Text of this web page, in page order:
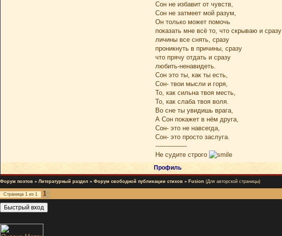
Сон не избавит от чувств,
Сон не затмеет мой разум,
Он только может помочь
показать мне всё то, что скрываю и сразу
личины все снять, сразу
проникнуть в причины, сразу
что прячу отдать и сразу
любить-ненавидеть.
Сон это ты, как ты есть,
Сон- твои мысли и горя,
То, как сильна твоя месть,
То, как слаба твоя воля.
Во сне ты увидишь врага,
А Сон покажет в нём друга,
Сон- это не навсегда,
Сон- это просто заслуга.
----------------
Не судите строго
Профиль
Форум поэтов » Литературный раздел » Форум свободной публикации стихов » Fusion (Для авторской страницы)
Страница 1 из 1
1